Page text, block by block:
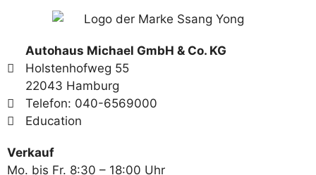
Autohaus Michael GmbH & Co. KG
Holstenhofweg 55
22043 Hamburg
Telefon: 040-6569000
Education
Verkauf
Mo. bis Fr. 8:30 – 18:00 Uhr